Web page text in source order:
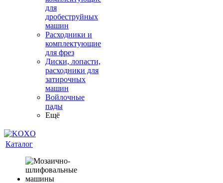
для
дробеструйных
машин
Расходники и
комплектующие
для фрез
Диски, лопасти,
расходники для
затирочных
машин
Войлочные
пады
Ещё
Каталог